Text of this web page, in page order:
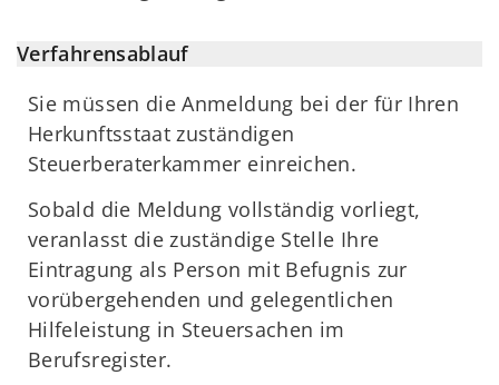
Verfahrensablauf
Sie müssen die Anmeldung bei der für Ihren
Herkunftsstaat zuständigen
Steuerberaterkammer einreichen.
Sobald die Meldung vollständig vorliegt,
veranlasst die zuständige Stelle Ihre
Eintragung als Person mit Befugnis zur
vorübergehenden und gelegentlichen
Hilfeleistung in Steuersachen im
Berufsregister.